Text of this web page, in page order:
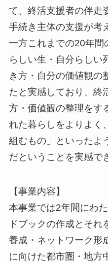
て、終活支援者の伴走
手続き主体の支援が考
一方これまでの20年間
らしい生・自分らしい
き方・自分の価値観の
たと実感しており、終
方・価値観の整理をす
れた暮らしをよりよく
組むもの」といったよ
だということを実感で
【事業内容】
本事業では2年間にわ
ドブックの作成とそ
養成・ネットワーク形
に向けた都市圏・地方